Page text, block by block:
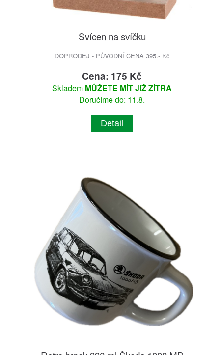
Svícen na svíčku
DOPRODEJ - PŮVODNÍ CENA 395.- Kč
Cena: 175 Kč
Skladem MŮŽETE MÍT JIŽ ZÍTRA
Doručíme do: 11.8.
Detail